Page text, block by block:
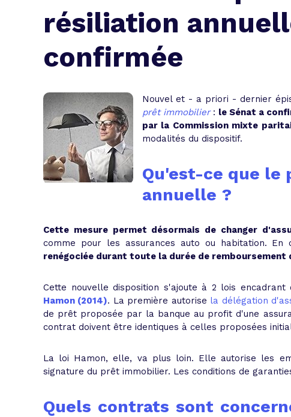
L'acte de
Tous les
Trouvez votre prêt conso au meilleur
Bénéficiez de notre expertise en
résiliation
confirmée
Nouvel et - a priori - dernier
prêt immobilier: le Sénat a
par la Commission mixte
modalités du dispositif.
Qu'est-ce que le
annuelle ?
Cette mesure permet désormais de changer
comme pour les assurances auto ou habitation. En
renégociée durant toute la durée de remboursement
Cette nouvelle disposition s'ajoute à 2 lois encadrant
Hamon (2014). La première autorise la délégation
de prêt proposée par la banque au profit d'une
contrat doivent être identiques à celles proposées
La loi Hamon, elle, va plus loin. Elle autorise les
signature du prêt immobilier. Les conditions de
Quels contrats sont